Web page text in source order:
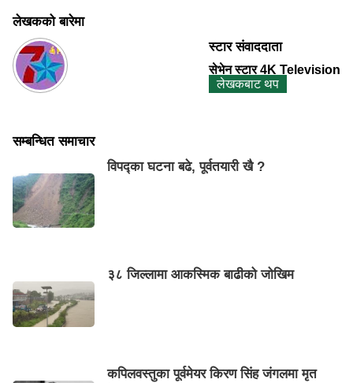
लेखकको बारेमा
स्टार संवाददाता
सेभेन स्टार 4K Television
लेखकबाट थप
सम्बन्धित समाचार
विपद्का घटना बढे, पूर्वतयारी खै ?
३८ जिल्लामा आकस्मिक बाढीको जोखिम
कपिलवस्तुका पूर्वमेयर किरण सिंह जंगलमा मृत